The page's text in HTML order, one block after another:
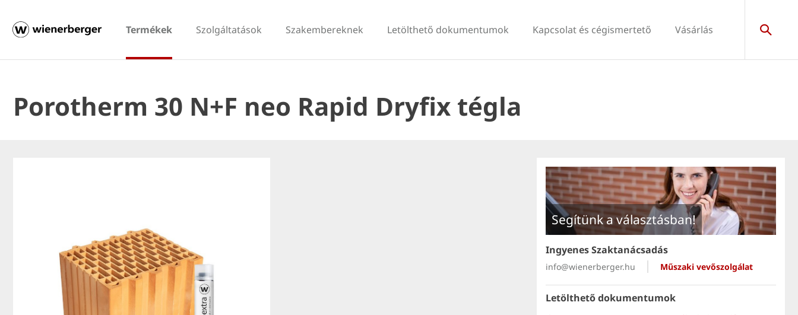
Termékek Szolgáltatások Szakembereknek Letölthető dokumentumok Kapcsolat és cégismertető Vásárlás
Porotherm 30 N+F neo Rapid Dryfix tégla
Segítünk a választásban!
Ingyenes Szaktanácsadás
Műszaki vevőszolgálat
info@wienerberger.hu
Letölthető dokumentumok